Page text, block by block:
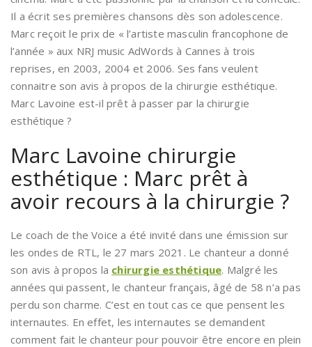
Il a écrit ses premières chansons dès son adolescence.
Marc reçoit le prix de « l’artiste masculin francophone de
l’année » aux NRJ music AdWords à Cannes à trois
reprises, en 2003, 2004 et 2006. Ses fans veulent
connaitre son avis à propos de la chirurgie esthétique.
Marc Lavoine est-il prêt à passer par la chirurgie
esthétique ?
Marc Lavoine chirurgie
esthétique : Marc prêt à
avoir recours à la chirurgie ?
Le coach de the Voice a été invité dans une émission sur
les ondes de RTL, le 27 mars 2021. Le chanteur a donné
son avis à propos la chirurgie esthétique. Malgré les
années qui passent, le chanteur français, âgé de 58 n’a pas
perdu son charme. C’est en tout cas ce que pensent les
internautes. En effet, les internautes se demandent
comment fait le chanteur pour pouvoir être encore en plein